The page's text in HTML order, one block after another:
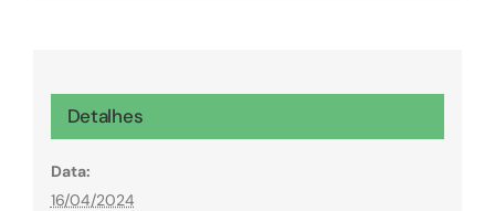
Detalhes
Data:
16/04/2024